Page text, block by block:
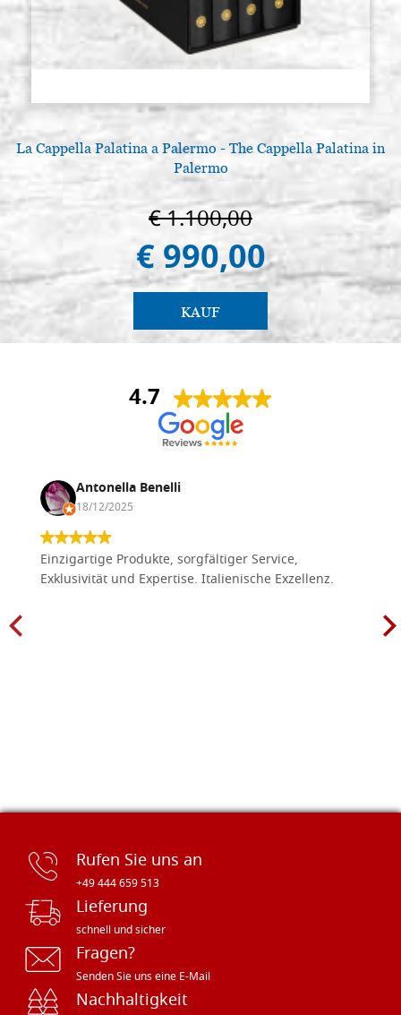
La Cappella Palatina a Palermo - The Cappella Palatina in
Palermo
€ 1.100,00
€ 990,00
KAUF
4.7
Antonella Benelli
18/12/2025
Einzigartige Produkte, sorgfältiger Service,
Exklusivität und Expertise. Italienische Exzellenz.
Rufen Sie uns an
+49 444 659 513
Lieferung
schnell und sicher
Fragen?
Senden Sie uns eine E-Mail
Nachhaltigkeit